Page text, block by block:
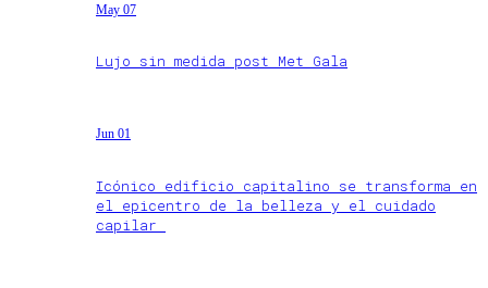
May 07
Lujo sin medida post Met Gala
Jun 01
Icónico edificio capitalino se transforma en
el epicentro de la belleza y el cuidado
capilar